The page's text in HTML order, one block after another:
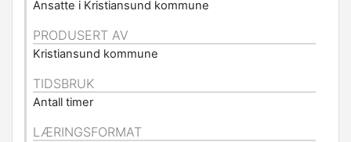
Ansatte i Kristiansund kommune
PRODUSERT AV
Kristiansund kommune
TIDSBRUK
Antall timer
LÆRINGSFORMAT